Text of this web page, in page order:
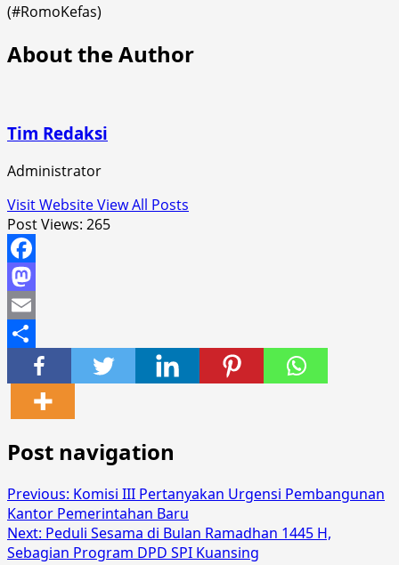
(#RomoKefas)
About the Author
Tim Redaksi
Administrator
Visit WebsiteView All Posts
Post Views: 265
Facebook
Mastodon
Email
Share
Post navigation
Previous: Komisi III Pertanyakan Urgensi Pembangunan
Kantor Pemerintahan Baru
Next: Peduli Sesama di Bulan Ramadhan 1445 H,
Sebagian Program DPD SPI Kuansing